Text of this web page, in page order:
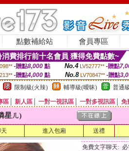
點數補給站 會員專區
費排行前十名會員 獲得免費點數~
-贈點8,000點 No.4 LV52777** -贈點
-贈點4,000 點 No.8 LV70847** -贈點
限制級(火辣) 輔導級(曖昧) 普通
區 新人區 一對一視訊區 一對多視訊區 免
星ㄦ)
進入包廂 送禮
免費文字聊天: